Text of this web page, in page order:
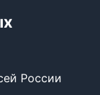
России